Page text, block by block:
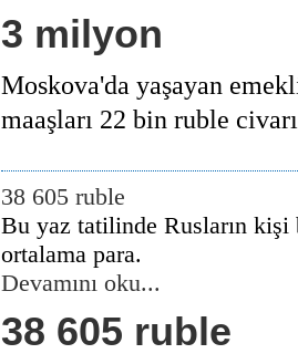
3 milyon
Moskova'da yaşayan
maaşları 22 bin ruble
38 605 ruble
Bu yaz tatilinde Rusların kişi
ortalama para.
Devamını oku...
38 605 ruble